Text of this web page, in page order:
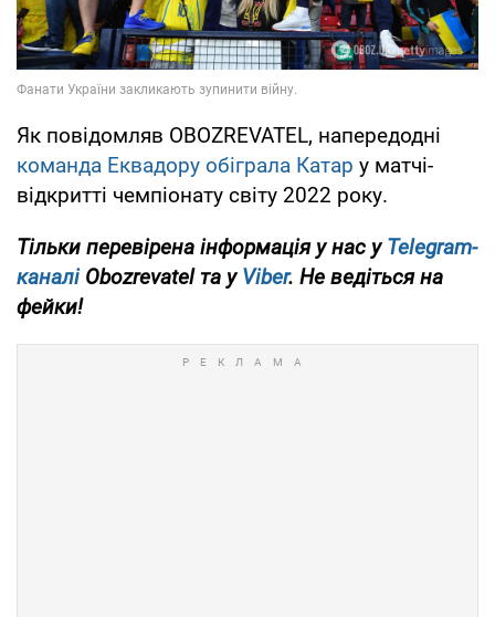
Як повідомляв OBOZREVATEL, напередодні
команда Еквадору обіграла Катар у матчі-
відкритті чемпіонату світу 2022 року.
Тільки перевірена інформація у нас уTelegram-
каналіObozrevatel та уViber. Не ведіться на
фейки!